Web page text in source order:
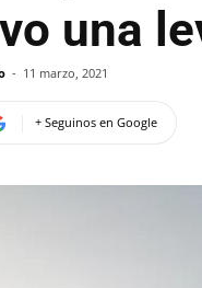
una
- 11 marzo, 2021
+ Seguinos en Google